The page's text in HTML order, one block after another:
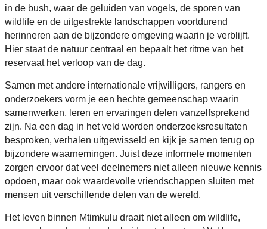
in de bush, waar de geluiden van vogels, de sporen van
wildlife en de uitgestrekte landschappen voortdurend
herinneren aan de bijzondere omgeving waarin je verblijft.
Hier staat de natuur centraal en bepaalt het ritme van het
reservaat het verloop van de dag.
Samen met andere internationale vrijwilligers, rangers en
onderzoekers vorm je een hechte gemeenschap waarin
samenwerken, leren en ervaringen delen vanzelfsprekend
zijn. Na een dag in het veld worden onderzoeksresultaten
besproken, verhalen uitgewisseld en kijk je samen terug op
bijzondere waarnemingen. Juist deze informele momenten
zorgen ervoor dat veel deelnemers niet alleen nieuwe kennis
opdoen, maar ook waardevolle vriendschappen sluiten met
mensen uit verschillende delen van de wereld.
Het leven binnen Mtimkulu draait niet alleen om wildlife,